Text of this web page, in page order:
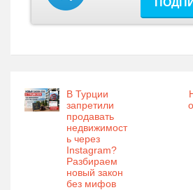
В Турции
запретили
продавать
недвижимост
ь через
Instagram?
Разбираем
новый закон
без мифов